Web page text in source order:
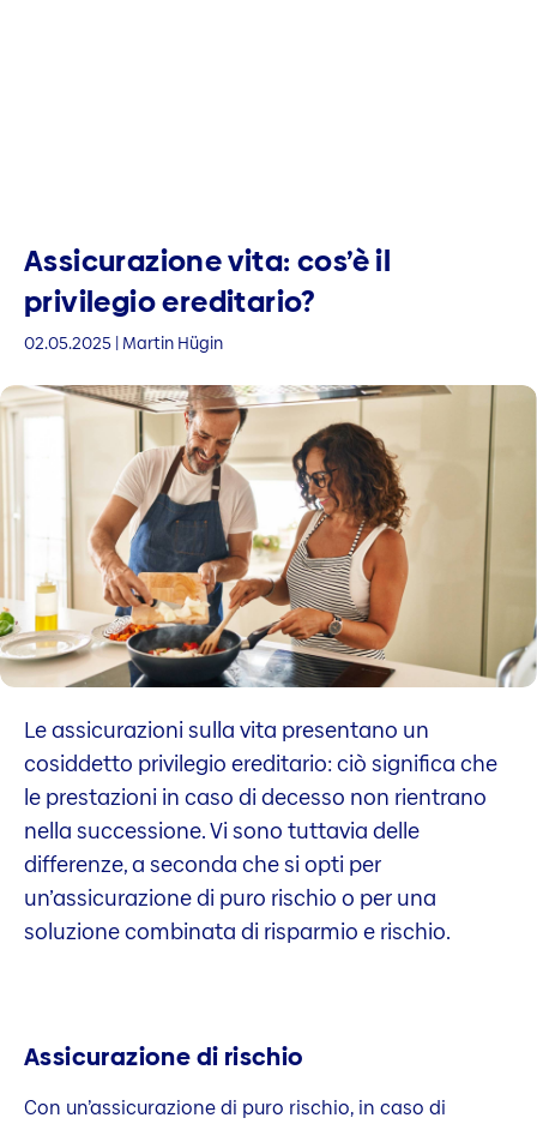
Assicurazione vita: cos’è il
privilegio ereditario?
02.05.2025 | Martin Hügin
Le assicurazioni sulla vita presentano un
cosiddetto privilegio ereditario: ciò significa che
le prestazioni in caso di decesso non rientrano
nella successione. Vi sono tuttavia delle
differenze, a seconda che si opti per
un’assicurazione di puro rischio o per una
soluzione combinata di risparmio e rischio.
Assicurazione di rischio
Con un’assicurazione di puro rischio, in caso di